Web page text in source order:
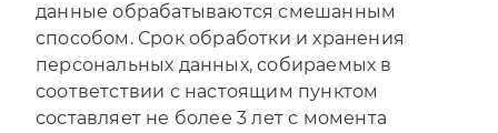
данные обрабатываются смешанным
способом. Срок обработки и хранения
персональных данных, собираемых в
соответствии с настоящим пунктом
составляет не более 3 лет с момента